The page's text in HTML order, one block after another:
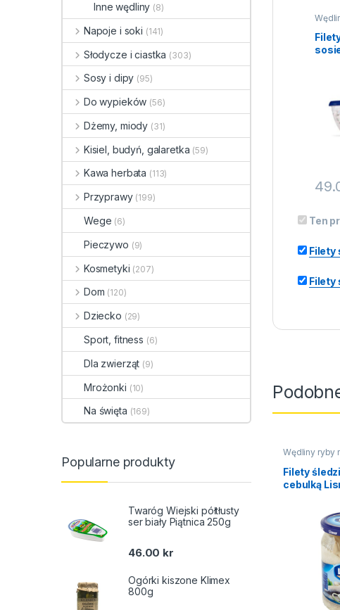
Ryby
Ten
Filety
Filety
Wędliny ryby
święta
Filety
cebulką
Inne wędliny (8)
Napoje i soki (141)
Słodycze i ciastka (303)
Sosy i dipy (95)
Do wypieków (56)
Dżemy, miody (31)
Kisiel, budyń, galaretka (59)
Kawa herbata (113)
Przyprawy (199)
Wege (6)
Pieczywo (9)
Kosmetyki (207)
Dom (120)
Dziecko (29)
Sport, fitness (6)
Dla zwierząt (9)
Mrożonki (10)
Na święta (169)
Popularne produkty
Twaróg Wiejski półtłusty
ser biały Piątnica 250g
46.00 kr
Ogórki kiszone Klimex
800g